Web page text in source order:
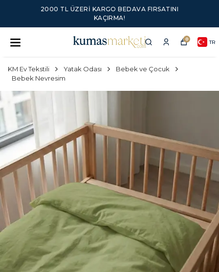
2000 TL ÜZERI KARGO BEDAVA FIRSATINI
KAÇIRMA!
0 TR
KM Ev Tekstili Yatak Odası
Bebek ve Çocuk
Bebek Nevresim